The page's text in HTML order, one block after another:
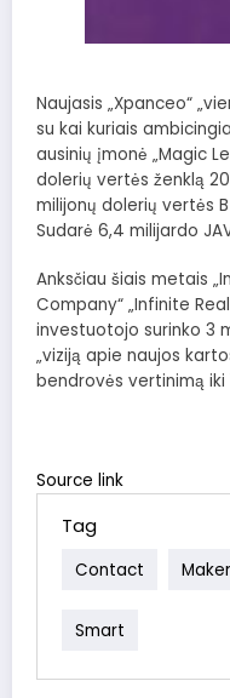
Naujasis „Xpanceo“
su kai kuriais
ausinių įmonė „Magic
dolerių vertės ženklą
milijonų dolerių vertės
Sudarė 6,4 milijardo
Anksčiau šiais metais
Company“ „Infinite
investuotojo surinko 3
„viziją apie naujos
bendrovės vertinimą iki
Source link
Tag
Contact Maker
Smart